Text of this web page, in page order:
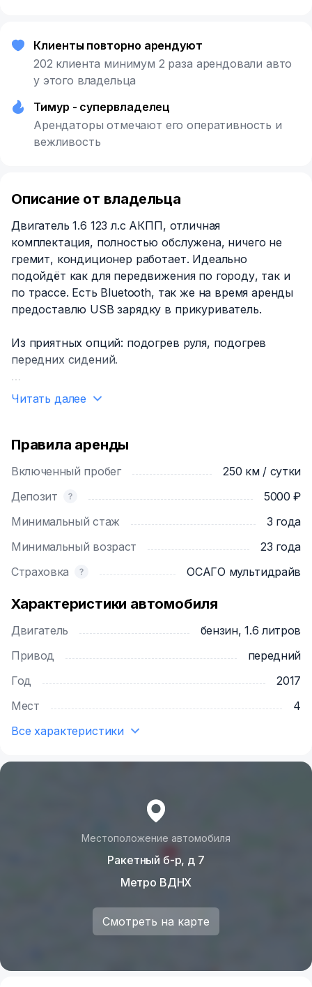
Клиенты повторно арендуют
202 клиента минимум 2 раза арендовали авто
у этого владельца
Тимур - супервладелец
Арендаторы отмечают его оперативность и
вежливость
Описание от владельца
Двигатель 1.6 123 л.с АКПП, отличная
комплектация, полностью обслужена, ничего не
гремит, кондиционер работает. Идеально
подойдёт как для передвижения по городу, так и
по трассе. Есть Bluetooth, так же на время аренды
предоставлю USB зарядку в прикуриватель.
Из приятных опций: подогрев руля, подогрев
передних сидений.
Доставка автомобиля по Москве и в ближайшие
час.
Читать далее
Правила аренды
Включенный пробег
250 км / сутки
Депозит
5000 ₽
Минимальный стаж
3 года
Минимальный возраст
23 года
Страховка
ОСАГО мультидрайв
Характеристики автомобиля
Двигатель
бензин, 1.6 литров
Привод
передний
Год
2017
Мест
4
Все характеристики
Местоположение автомобиля
Ракетный б-р, д 7
Метро ВДНХ
Смотреть на карте